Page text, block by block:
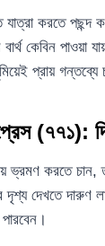
যাত্রা করতে
কেবিন পাওয়া
প্রায় গন্তব্যে
(৭৭১):
ভ্রমণ করতে
দৃশ্য দেখতে